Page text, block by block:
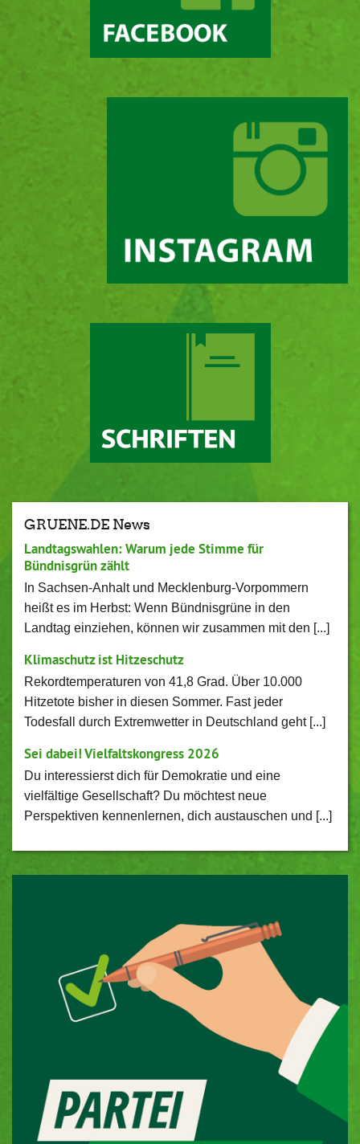
GRUENE.DE News
Landtagswahlen: Warum jede Stimme für
Bündnisgrün zählt
In Sachsen-Anhalt und Mecklenburg-Vorpommern
heißt es im Herbst: Wenn Bündnisgrüne in den
Landtag einziehen, können wir zusammen mit den [...]
Klimaschutz ist Hitzeschutz
Rekordtemperaturen von 41,8 Grad. Über 10.000
Hitzetote bisher in diesen Sommer. Fast jeder
Todesfall durch Extremwetter in Deutschland geht [...]
Sei dabei! Vielfaltskongress 2026
Du interessierst dich für Demokratie und eine
vielfältige Gesellschaft? Du möchtest neue
Perspektiven kennenlernen, dich austauschen und [...]